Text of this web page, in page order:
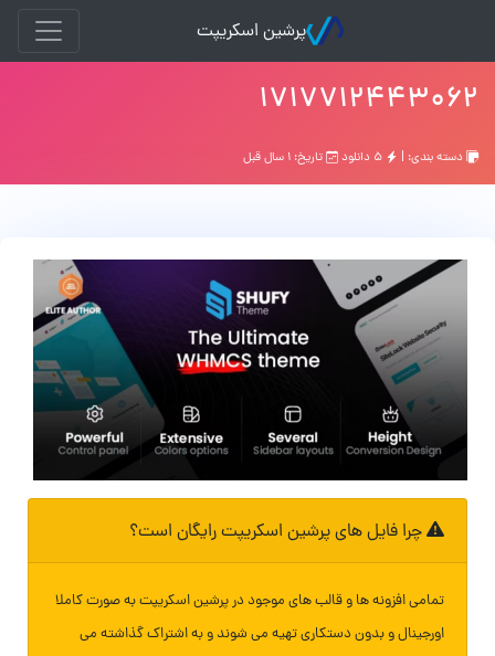
پرشین اسکریپت
۱۷۱۷۷۱۲۴۴۳۰۶۲
دسته بندی: | تاریخ: ۱ سال قبل
چرا فایل های پرشین اسکریپت رایگان است؟
تمامی افزونه ها و قالب های موجود در پرشین اسکریپت به صورت کاملا
اورجینال و بدون دستکاری تهیه می شوند و به اشتراک گذاشته می